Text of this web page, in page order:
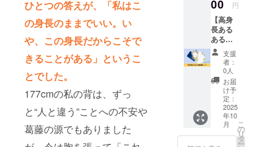
ひとつの答えが、「私はこ
の身長のままでいい。い
や、この身長だからこそで
きることがある」というこ
とでした。
177cmの私の背は、ずっ
と“人と違う”ことへの不安や
葛藤の源でもありました
は文字
のみと
なりま
す。 ※
掲載す
る大き
さは購
入者の
数によ
り変動
しま
す。 ※
購入時
に必ず
記載す
ズ：直
径
90mm
程度の
丸型 ※
お礼の
メッ
セージ
付き ※
送料込
みのお
値段で
00 円
【高身
長ある
ある絵
葉書
セッ
ト】 グ
ランデ
会のメ
ンバー
からの
メッ
セー
ジ。 高
支援
者：
0人
お届
け予
定：
2025
年10
月
こ
の
リ
タ
ー